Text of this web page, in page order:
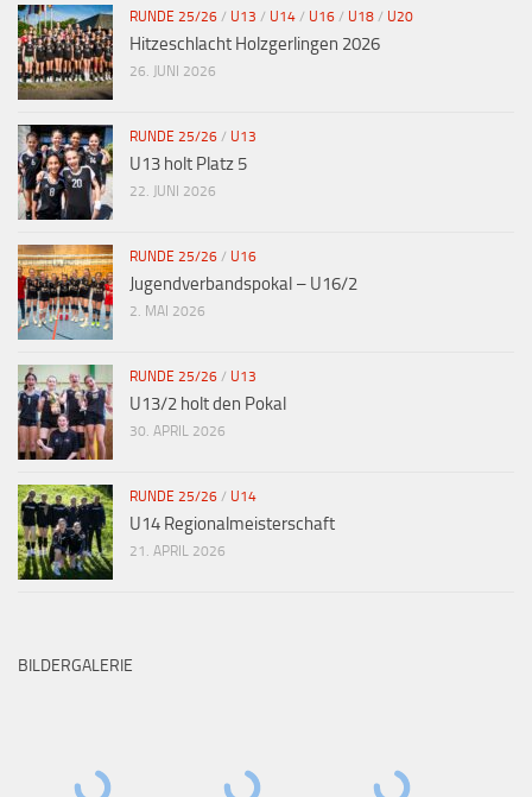
RUNDE 25/26 / U13 / U14 / U16 / U18 / U20
Hitzeschlacht Holzgerlingen 2026
26. JUNI 2026
RUNDE 25/26 / U13
U13 holt Platz 5
22. JUNI 2026
RUNDE 25/26 / U16
Jugendverbandspokal – U16/2
2. MAI 2026
RUNDE 25/26 / U13
U13/2 holt den Pokal
30. APRIL 2026
RUNDE 25/26 / U14
U14 Regionalmeisterschaft
21. APRIL 2026
BILDERGALERIE